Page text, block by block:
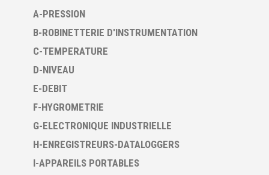
A-PRESSION
B-ROBINETTERIE D'INSTRUMENTATION
C-TEMPERATURE
D-NIVEAU
E-DEBIT
F-HYGROMETRIE
G-ELECTRONIQUE INDUSTRIELLE
H-ENREGISTREURS-DATALOGGERS
I-APPAREILS PORTABLES